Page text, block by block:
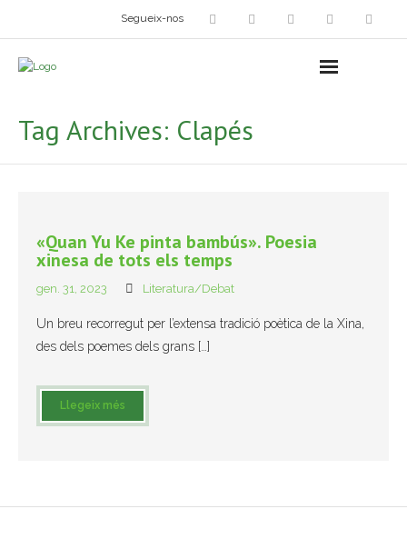
Segueix-nos
- Exposicions
- Espai Niu – Residències artístiques
Cine-Club
Grup de Teatre
Tag Archives: Clapés
«Quan Yu Ke pinta bambús». Poesia
xinesa de tots els temps
gen. 31, 2023 Literatura/Debat
Un breu recorregut per l’extensa tradició poètica de la Xina,
des dels poemes dels grans […]
Llegeix més